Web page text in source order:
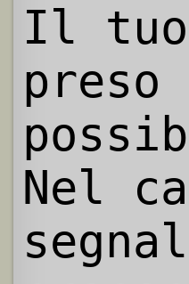
Il tuo
preso
Nel